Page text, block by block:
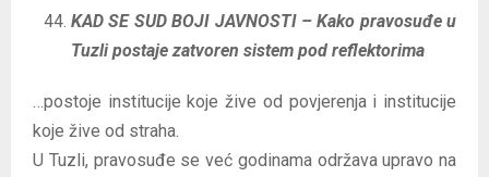
KAD SE SUD BOJI JAVNOSTI – Kako pravosuđe u
Tuzli postaje zatvoren sistem pod reflektorima
…postoje institucije koje žive od povjerenja i institucije
koje žive od straha.
U Tuzli, pravosuđe se već godinama održava upravo na